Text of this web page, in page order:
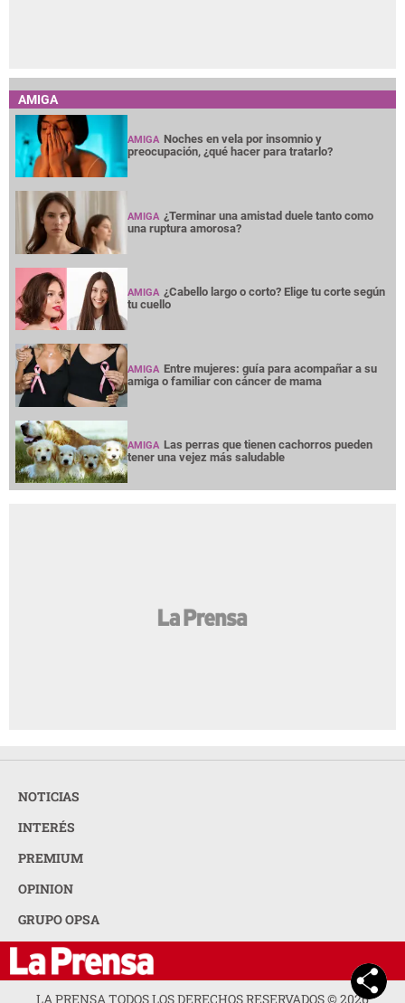
AMIGA
AMIGA Noches en vela por insomnio y
preocupación, ¿qué hacer para tratarlo?
AMIGA ¿Terminar una amistad duele tanto como
una ruptura amorosa?
AMIGA ¿Cabello largo o corto? Elige tu corte según
tu cuello
AMIGA Entre mujeres: guía para acompañar a su
amiga o familiar con cáncer de mama
AMIGA Las perras que tienen cachorros pueden
tener una vejez más saludable
NOTICIAS
INTERÉS
PREMIUM
OPINION
GRUPO OPSA
LA PRENSA TODOS LOS DERECHOS RESERVADOS ©2026